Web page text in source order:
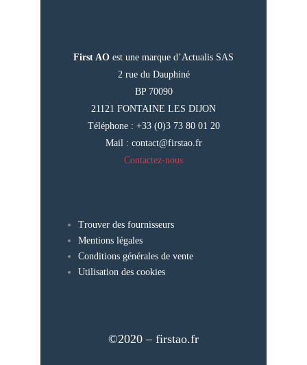
First AO est une marque d’Actualis SAS
2 rue du Dauphiné
BP 70090
21121 FONTAINE LES DIJON
Téléphone : +33 (0)3 73 80 01 20
Mail : contact@firstao.fr
Contactez-nous
Trouver des fournisseurs
Mentions légales
Conditions générales de vente
Utilisation des cookies
©2020 – firstao.fr